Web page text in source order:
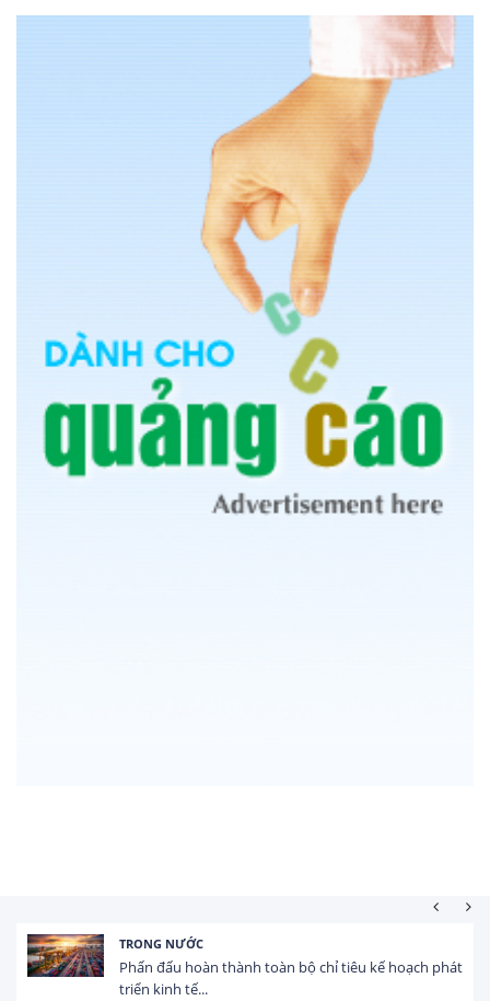
HOẠT ĐỘNG ĐẦU TƯ
Tổng vốn FDI đăng ký vào Việt Nam đạt gần 25 tỷ
USD trong 5 tháng...